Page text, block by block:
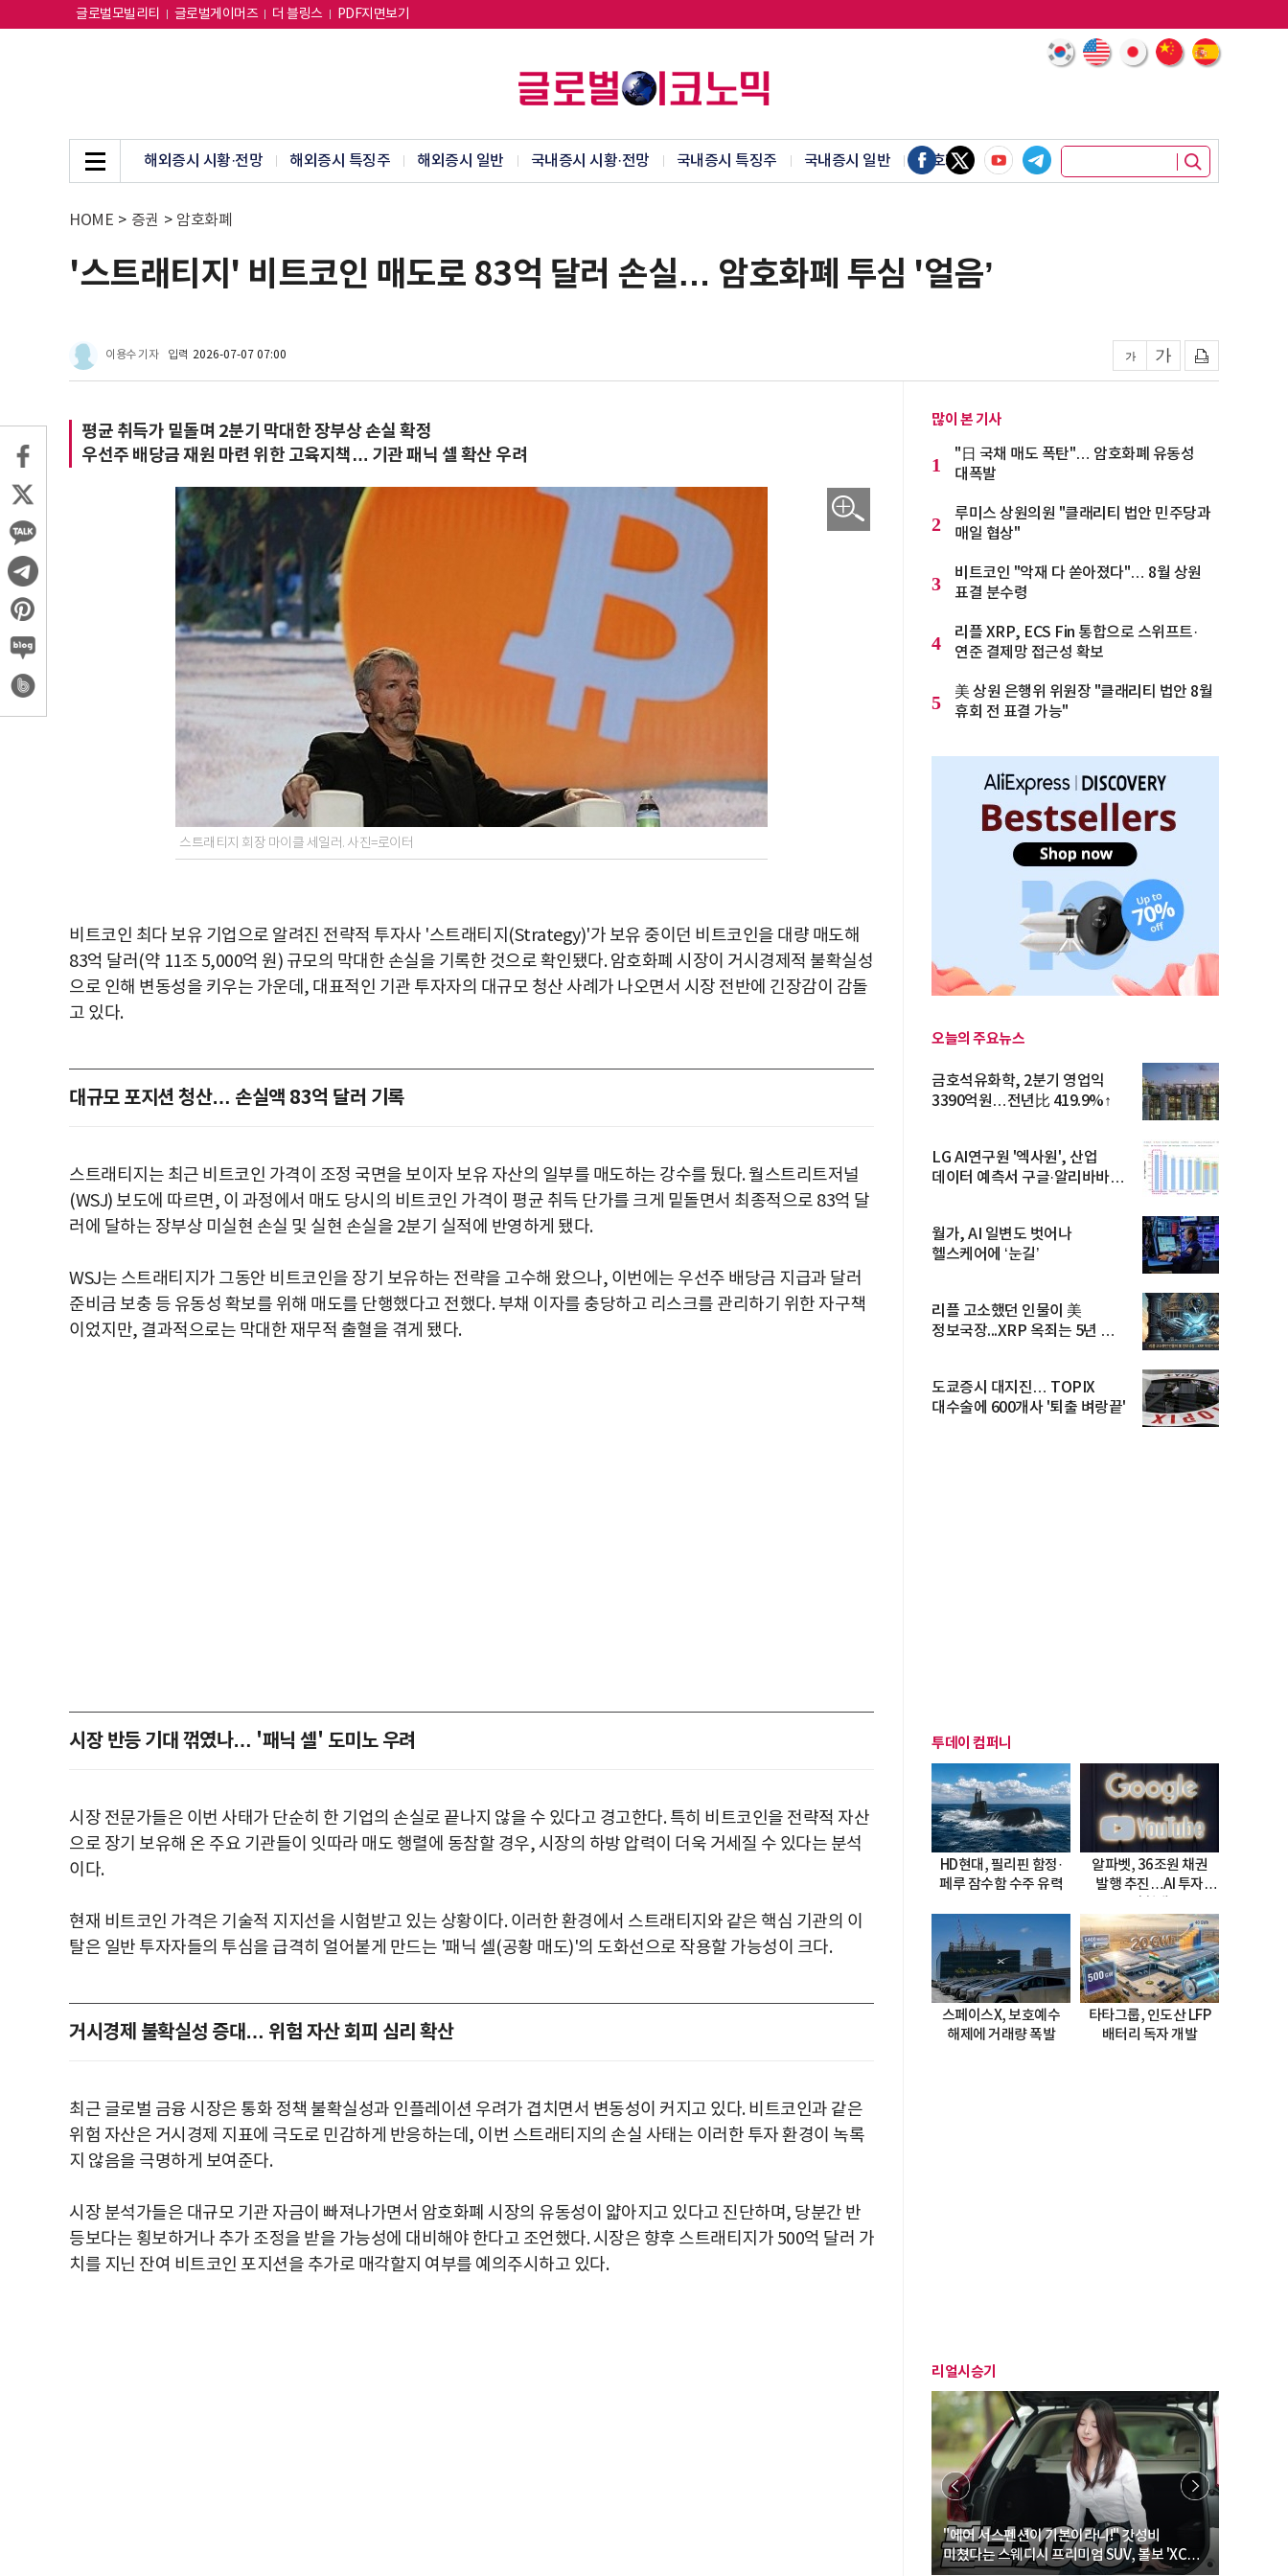
글로벌모빌리티 글로벌게이머즈 더 블링스 PDF지면보기
해외증시 시황·전망 해외증시 특징주 해외증시 일반 국내증시 시황·전망 국내증시 특징주 국내증시 일반 암호화폐
HOME > 증권 > 암호화폐
'스트래티지' 비트코인 매도로 83억 달러 손실… 암호화폐 투심 '얼음’
이용수 기자 입력 2026-07-07 07:00
평균 취득가 밑돌며 2분기 막대한 장부상 손실 확정
우선주 배당금 재원 마련 위한 고육지책… 기관 패닉 셀 확산 우려
스트래티지 회장 마이클 세일러. 사진=로이터
비트코인 최다 보유 기업으로 알려진 전략적 투자사 '스트래티지(Strategy)'가 보유 중이던 비트코인을 대량 매도해
83억 달러(약 11조 5,000억 원) 규모의 막대한 손실을 기록한 것으로 확인됐다. 암호화폐 시장이 거시경제적 불확실성
으로 인해 변동성을 키우는 가운데, 대표적인 기관 투자자의 대규모 청산 사례가 나오면서 시장 전반에 긴장감이 감돌
고 있다.
대규모 포지션 청산… 손실액 83억 달러 기록
스트래티지는 최근 비트코인 가격이 조정 국면을 보이자 보유 자산의 일부를 매도하는 강수를 뒀다. 월스트리트저널
(WSJ) 보도에 따르면, 이 과정에서 매도 당시의 비트코인 가격이 평균 취득 단가를 크게 밑돌면서 최종적으로 83억 달
러에 달하는 장부상 미실현 손실 및 실현 손실을 2분기 실적에 반영하게 됐다.
WSJ는 스트래티지가 그동안 비트코인을 장기 보유하는 전략을 고수해 왔으나, 이번에는 우선주 배당금 지급과 달러
준비금 보충 등 유동성 확보를 위해 매도를 단행했다고 전했다. 부채 이자를 충당하고 리스크를 관리하기 위한 자구책
이었지만, 결과적으로는 막대한 재무적 출혈을 겪게 됐다.
시장 반등 기대 꺾였나… '패닉 셀' 도미노 우려
시장 전문가들은 이번 사태가 단순히 한 기업의 손실로 끝나지 않을 수 있다고 경고한다. 특히 비트코인을 전략적 자산
으로 장기 보유해 온 주요 기관들이 잇따라 매도 행렬에 동참할 경우, 시장의 하방 압력이 더욱 거세질 수 있다는 분석
이다.
현재 비트코인 가격은 기술적 지지선을 시험받고 있는 상황이다. 이러한 환경에서 스트래티지와 같은 핵심 기관의 이
탈은 일반 투자자들의 투심을 급격히 얼어붙게 만드는 '패닉 셀(공황 매도)'의 도화선으로 작용할 가능성이 크다.
거시경제 불확실성 증대… 위험 자산 회피 심리 확산
최근 글로벌 금융 시장은 통화 정책 불확실성과 인플레이션 우려가 겹치면서 변동성이 커지고 있다. 비트코인과 같은
위험 자산은 거시경제 지표에 극도로 민감하게 반응하는데, 이번 스트래티지의 손실 사태는 이러한 투자 환경이 녹록
지 않음을 극명하게 보여준다.
시장 분석가들은 대규모 기관 자금이 빠져나가면서 암호화폐 시장의 유동성이 얇아지고 있다고 진단하며, 당분간 반
등보다는 횡보하거나 추가 조정을 받을 가능성에 대비해야 한다고 조언했다. 시장은 향후 스트래티지가 500억 달러 가
치를 지닌 잔여 비트코인 포지션을 추가로 매각할지 여부를 예의주시하고 있다.
많이 본 기사
1
"日 국채 매도 폭탄"… 암호화폐 유동성
대폭발
2
루미스 상원의원 "클래리티 법안 민주당과
매일 협상"
3
비트코인 "악재 다 쏟아졌다"… 8월 상원
표결 분수령
4
리플 XRP, ECS Fin 통합으로 스위프트·
연준 결제망 접근성 확보
5
美 상원 은행위 위원장 "클래리티 법안 8월
휴회 전 표결 가능"
오늘의 주요뉴스
금호석유화학, 2분기 영업익
3390억원…전년比 419.9%↑
LG AI연구원 '엑사원', 산업
데이터 예측서 구글·알리바바
월가, AI 일변도 벗어나
헬스케어에 ‘눈길’
리플 고소했던 인물이 美
정보국장...XRP 옥죄는 5년 법적
도쿄증시 대지진… TOPIX
대수술에 600개사 '퇴출 벼랑끝'
투데이 컴퍼니
HD현대, 필리핀 함정·
페루 잠수함 수주 유력
알파벳, 36조원 채권
발행 추진…AI 투자
스페이스X, 보호예수
해제에 거래량 폭발
타타그룹, 인도산 LFP
배터리 독자 개발
리얼시승기
"에어 서스펜션이 기본이라니!" 갓성비
미쳤다는 스웨디시 프리미엄 SUV, 볼보 'XC60